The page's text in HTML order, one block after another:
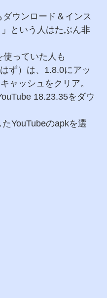
ダウンロード＆インス
という人はたぶん非
っていた人も
ず）は、1.8.0にアッ
ャッシュをクリア。
18.23.35をダウ
YouTubeのapkを選